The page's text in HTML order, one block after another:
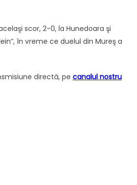
scor, 2-0, la Hunedoara şi
în vreme ce duelul din Mureş a
directă, pe canalul nostru